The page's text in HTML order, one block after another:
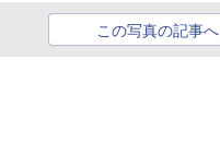
この写真の記事へ